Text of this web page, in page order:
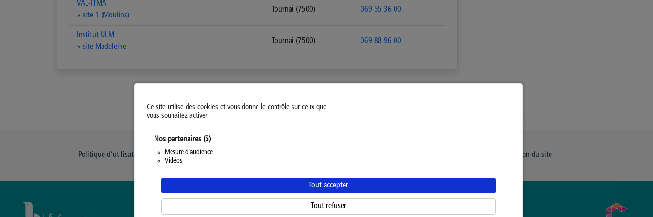
Ce site utilise des cookies et vous donne le contrôle sur ceux que
vous souhaitez activer
Nos partenaires (5)
Mesure d'audience
Vidéos
Tout accepter
Tout refuser
VAL-ITMA
» site 1 (Moulins)
Tournai (7500) 069 55 36 00
Institut ULM
» site Madeleine
Tournai (7500) 069 88 96 00
Politique d’utilisation des Cookies Modifiez votre consentement Plan du site